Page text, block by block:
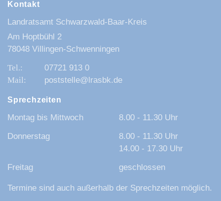
Kontakt
Landratsamt Schwarzwald-Baar-Kreis
Am Hoptbühl 2
78048 Villingen-Schwenningen
07721 913 0
poststelle@lrasbk.de
Sprechzeiten
Montag bis Mittwoch
8.00 - 11.30 Uhr
Donnerstag
8.00 - 11.30 Uhr
14.00 - 17.30 Uhr
Freitag
geschlossen
Termine sind auch außerhalb der Sprechzeiten möglich.